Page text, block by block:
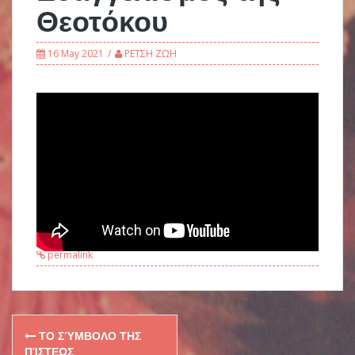
Θεοτόκου
16 May 2021 ΡΕΤΣΗ ΖΩΗ
permalink
PostΤΟ ΣΎΜΒΟΛΟ ΤΗΣ
ΠΊΣΤΕΩΣ